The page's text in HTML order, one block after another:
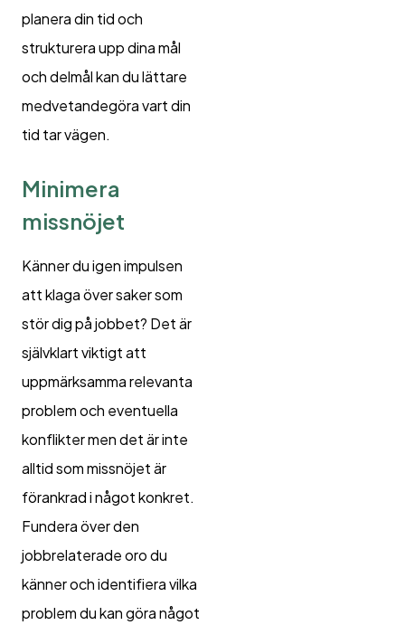
planera din tid och
strukturera upp dina mål
och delmål kan du lättare
medvetandegöra vart din
tid tar vägen.
Minimera
missnöjet
Känner du igen impulsen
att klaga över saker som
stör dig på jobbet? Det är
självklart viktigt att
uppmärksamma relevanta
problem och eventuella
konflikter men det är inte
alltid som missnöjet är
förankrad i något konkret.
Fundera över den
jobbrelaterade oro du
känner och identifiera vilka
problem du kan göra något